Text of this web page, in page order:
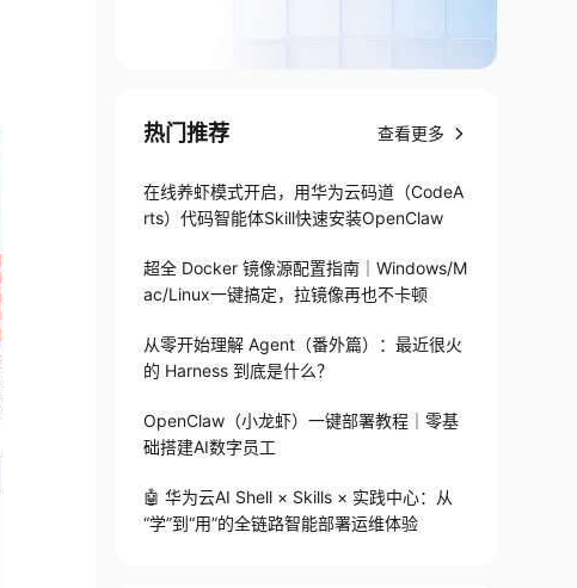
热门推荐 查看更多
在线养虾模式开启，用华为云码道（CodeA
rts）代码智能体Skill快速安装OpenClaw
超全 Docker 镜像源配置指南｜Windows/M
ac/Linux一键搞定，拉镜像再也不卡顿
从零开始理解 Agent（番外篇）：最近很火
的 Harness 到底是什么？
OpenClaw（小龙虾）一键部署教程｜零基
础搭建AI数字员工
🤖 华为云AI Shell × Skills × 实践中心：从
“学”到“用”的全链路智能部署运维体验